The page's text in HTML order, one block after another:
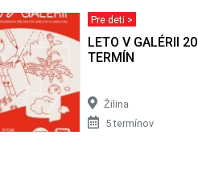
Pre deti >
LETO V GALÉRII
TERMÍN
Žilina
5 termínov